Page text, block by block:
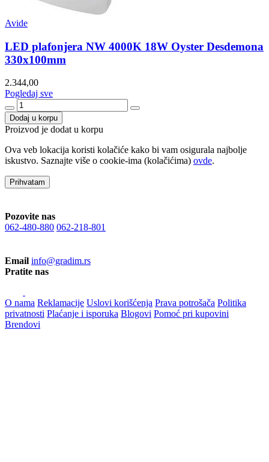
Avide
LED plafonjera NW 4000K 18W Oyster Desdemona
330x100mm
2.344,00
Pogledaj sve
Dodaj u korpu
Proizvod je dodat u korpu
Ova veb lokacija koristi kolačiće kako bi vam osigurala najbolje
iskustvo. Saznajte više o cookie-ima (kolačićima) ovde.
Prihvatam
Pozovite nas
062-480-880 062-218-801
Email info@gradim.rs
Pratite nas
O nama Reklamacije Uslovi korišćenja Prava potrošača Politika
privatnosti Plaćanje i isporuka Blogovi Pomoć pri kupovini
Brendovi